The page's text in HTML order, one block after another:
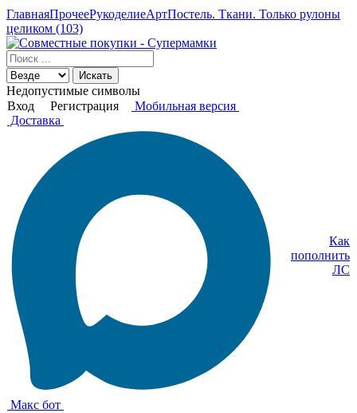
ГлавнаяПрочееРукоделиеАртПостель. Ткани. Только рулоны
целиком (103)
Искать
Недопустимые символы
Вход
Регистрация
Мобильная версия
Доставка
Макс бот
Как
пополнить
ЛС